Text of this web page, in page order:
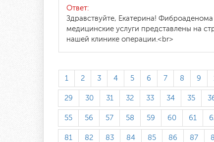
Ответ:
Здравствуйте, Екатерина!
медицинские услуги представлены на
нашей клинике операции.<br>
1 2 3 4 5 6 7 8 9
29 30 31 32 33 34 35
55 56 57 58 59 60 61
81 82 83 84 85 86 87